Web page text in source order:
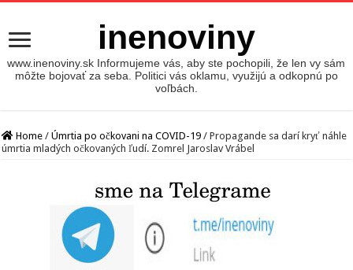
inenoviny
www.inenoviny.sk Informujeme vás, aby ste pochopili, že len vy sám
môžte bojovať za seba. Politici vás oklamu, využijú a odkopnú po
voľbách.
Home / Úmrtia po očkovani na COVID-19 / Propagande sa darí kryť náhle
úmrtia mladých očkovaných ľudí. Zomrel Jaroslav Vrábel